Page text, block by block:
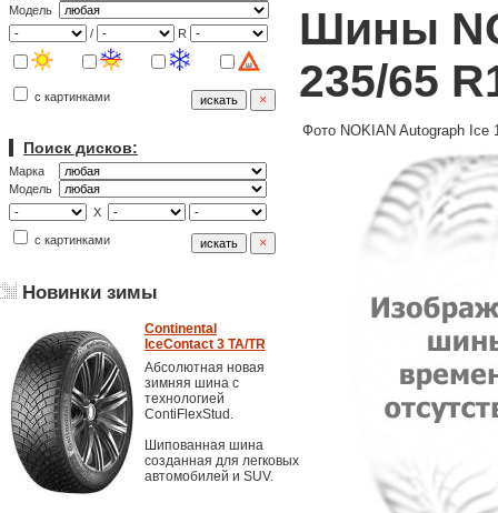
Модель
/
R
с картинками
Поиск дисков:
Марка
Модель
X
с картинками
Новинки зимы
Continental
IceContact 3 TA/TR
Абсолютная новая
зимняя шина с
технологией
ContiFlexStud.
Шипованная шина
созданная для легковых
автомобилей и SUV.
Шины
235/65
Фото NOKIAN Autograph Ice